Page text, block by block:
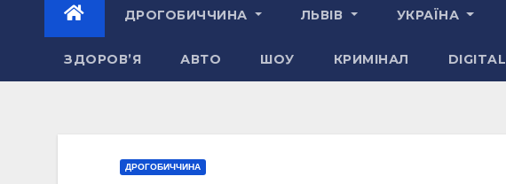
ДРОГОБИЧЧИНА ЛЬВІВ УКРАЇНА
ЗДОРОВ’Я АВТО ШОУ КРИМІНАЛ DIGITAL
ДРОГОБИЧЧИНА